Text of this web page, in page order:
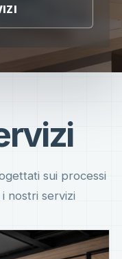
sui processi
nostri servizi